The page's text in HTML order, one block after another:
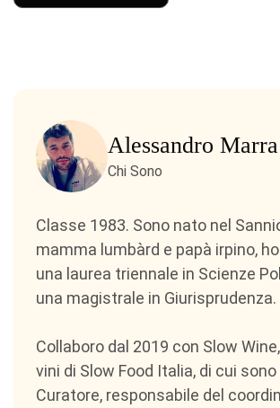
Alessandro Marra
Chi Sono
Classe 1983. Sono nato nel
mamma lumbàrd e papà irpino,
una laurea triennale in Scienze
una magistrale in Giurisprudenza.
Collaboro dal 2019 con Slow
vini di Slow Food Italia, di cui sono
Curatore, responsabile del